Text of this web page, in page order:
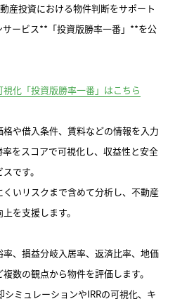
産投資における物件判断をサポート
ービス**「投資版勝率一番」**を公
化「投資版勝率一番」はこちら
格や借入条件、賃料などの情報を入力
をスコアで可視化し、収益性と安全
です。
いリスクまで含めて分析し、不動産
を支援します。
、損益分岐入居率、返済比率、地価
数の観点から物件を評価します。
ミュレーションやIRRの可視化、キ